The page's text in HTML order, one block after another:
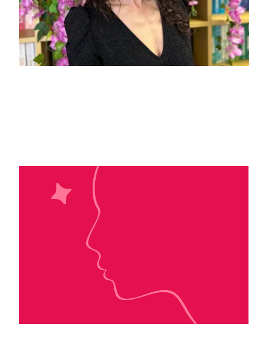
Delphine Audret